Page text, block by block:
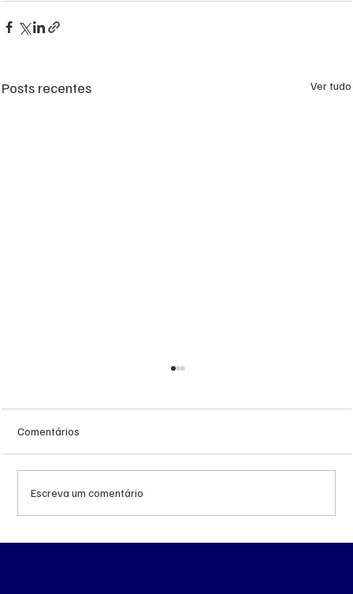
Posts recentes Ver tudo
Comentários
Escreva um comentário